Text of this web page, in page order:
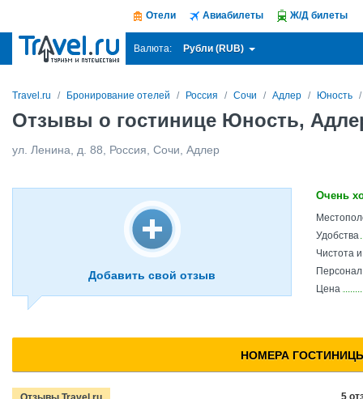
Отели Авиабилеты Ж/Д билеты
Валюта: Рубли (RUB)
Travel.ru Бронирование отелей Россия Сочи Адлер Юность
Отзывы о гостинице Юность,
ул. Ленина, д. 88 Россия Сочи Адлер
Добавить свой отзыв
Очень
Удобства
Чистота
Персонал
Цена
НОМЕРА
5